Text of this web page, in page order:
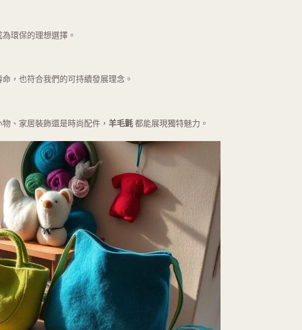
環保的理想選擇。
，也符合我們的可持續發展理念。
、家居裝飾還是時尚配件， 羊毛氈 都能展現獨特魅力。